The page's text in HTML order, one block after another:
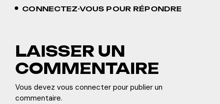
CONNECTEZ-VOUS POUR RÉPONDRE
LAISSER UN
COMMENTAIRE
Vous devezvous connecter pour publier un
commentaire.